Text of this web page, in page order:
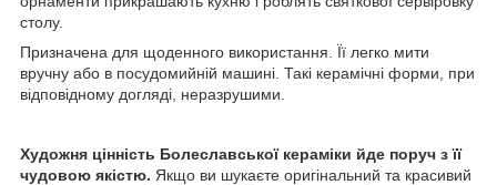
столу.
Призначена для щоденного використання. Її легко мити
вручну або в посудомийній машині. Такі керамічні форми, при
відповідному догляді, неразрушими.
Художня цінність Болеславської кераміки йде поруч з її
чудовою якістю. Якщо ви шукаєте оригінальний та красивий